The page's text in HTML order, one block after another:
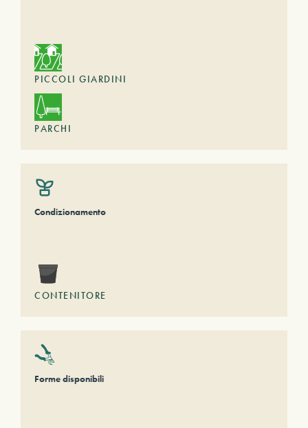
PICCOLI GIARDINI
PARCHI
Condizionamento
CONTENITORE
Forme disponibili